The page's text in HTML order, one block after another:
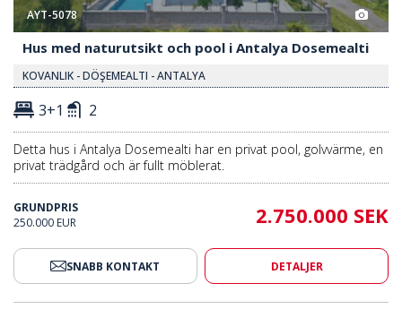
AYT-5078
Hus med naturutsikt och pool i Antalya Dosemealti
KOVANLIK - DÖŞEMEALTI - ANTALYA
3+1 2
Detta hus i Antalya Dosemealti har en privat pool, golvvärme, en
privat trädgård och är fullt möblerat.
GRUNDPRIS
250.000 EUR
2.750.000 SEK
SNABB KONTAKT DETALJER